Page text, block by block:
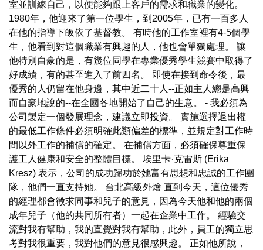
室並訓練自己，以便能夠跟上客戶的需求和職業的變化。
1980年，他迎來了第一位學生，到2005年，已有一百多人
在他的指導下皈依了基督教。 有時他的工作室裡有4-5個學
生，他看到對這個職業有興趣的人，他也會單獨處理。 讓
他特別自豪的是，有幾位同學在專業優秀學生競賽中取得了
好成績，有的甚至進入了前四名。 即使在接到命令後，最
優秀的人仍留在他身邊，其中近二十人--正如主人總是高興
而自豪地說的--在全國各地開始了自己的生意。 - 我必須為
公司製定一個發展理念，建議立即投資。 實施選擇退出權
的最低工作條件必須明確此類偏差的標準，並規定對工作時
間以外工作的補償的確定。 在補償方面，必須確保尊重保
護工人健康和安全的整體目標。 埃里卡·克雷斯 (Erika
Kresz) 表示，公司的成功歸功於她富有思想和忠誠的工作團
隊，他們一直支持她。 台北高級外燴 直到今天，這位優秀
的經理都會徵求同事和兒子的意見，因為今天他和他的兩個
成年兒子（他的共同所有者）一起在企業中工作。 經驗交
流對我有幫助，我的直覺對我有幫助，此外，員工的獨立思
考對我很重要，我對他們的意見很感興趣。 正如他所說，